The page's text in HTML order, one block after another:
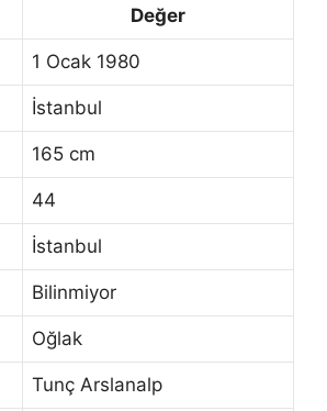
Değer
1 Ocak 1980
İstanbul
165 cm
44
İstanbul
Bilinmiyor
Oğlak
Tunç Arslanalp